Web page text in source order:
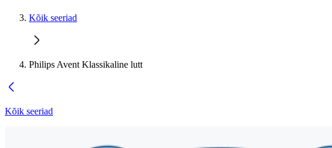
Kõik seeriad
Philips Avent Klassikaline lutt
Kõik seeriad